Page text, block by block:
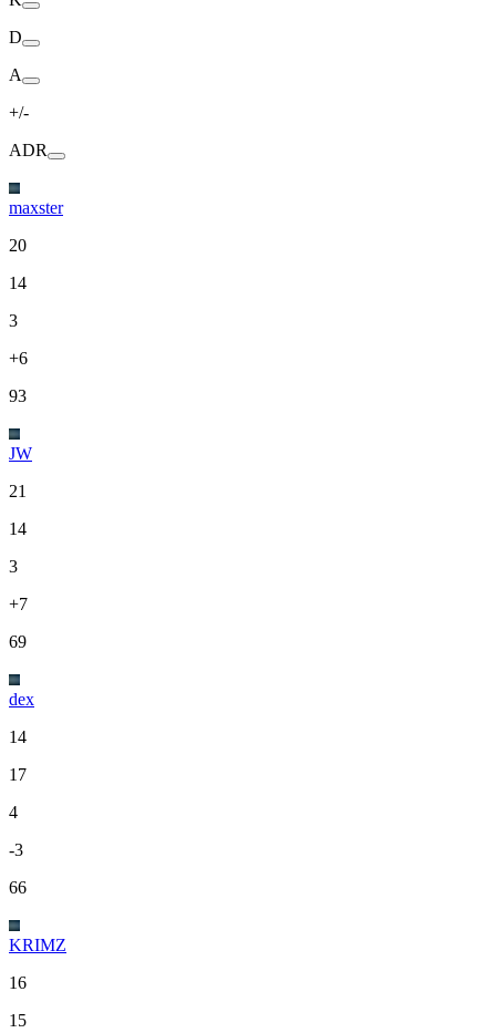
D
A
+/-
ADR
maxster
20
14
3
+6
93
JW
21
14
3
+7
69
dex
14
17
4
-3
66
KRIMZ
16
15